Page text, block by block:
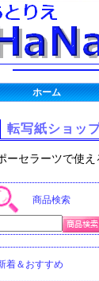
ホーム
転写紙ショッ
ーセラーツで使え
商品検索
着＆おすすめ